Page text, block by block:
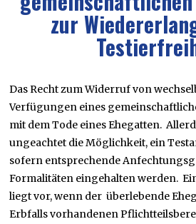
zur
Das Recht zum Widerruf von
Verfügungen eines
mit dem Tode eines Ehegatten.
ungeachtet die Möglichkeit, ein
sofern entsprechende
Formalitäten eingehalten werden.
liegt vor, wenn der überlebende
Erbfalls vorhandenen